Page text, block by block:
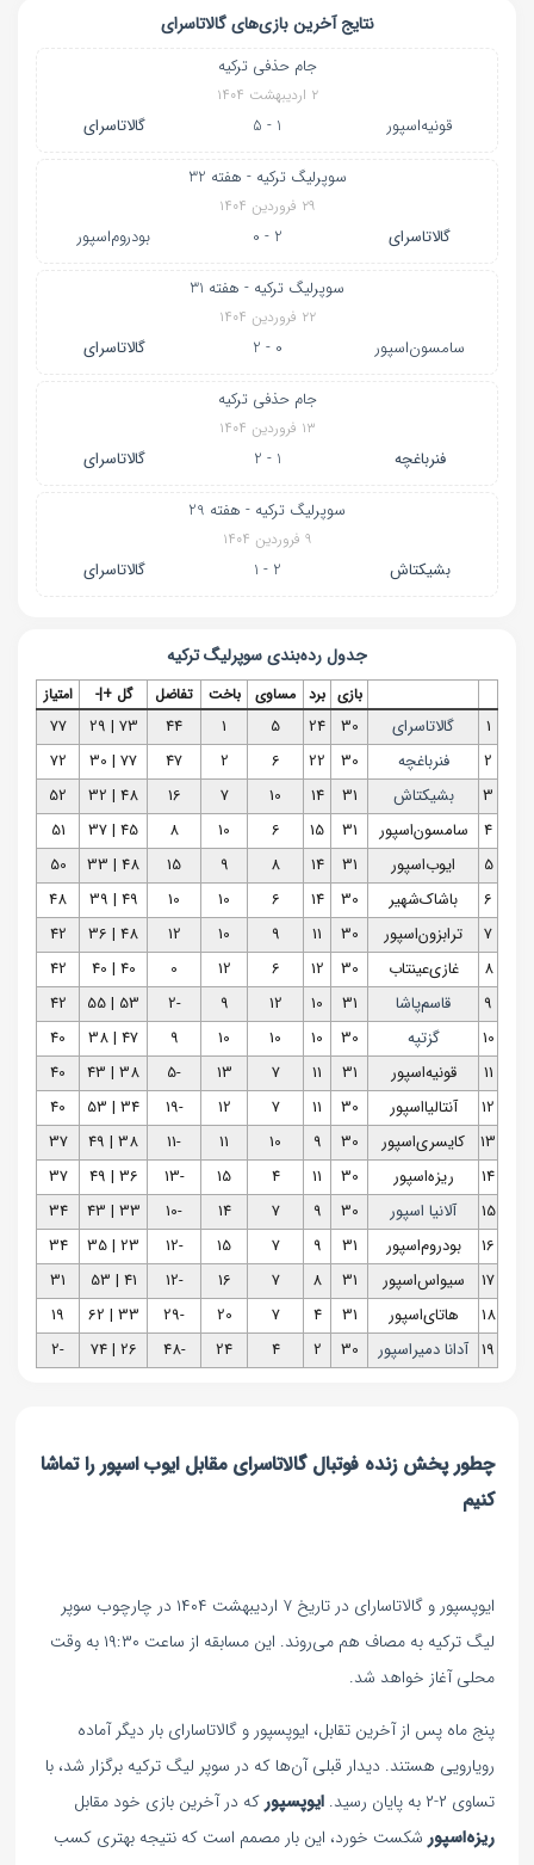
نتایج آخرین بازی‌های گالاتاسرای
جام حذفی ترکیه
۲ اردیبهشت ۱۴۰۴
قونیه‌اسپور 1 - 5 گالاتاسرای
سوپرلیگ ترکیه - هفته 32
۲۹ فروردین ۱۴۰۴
گالاتاسرای 2 - 0 بودروم‌اسپور
سوپرلیگ ترکیه - هفته 31
۲۲ فروردین ۱۴۰۴
سامسون‌اسپور 0 - 2 گالاتاسرای
جام حذفی ترکیه
۱۳ فروردین ۱۴۰۴
فنرباغچه 1 - 2 گالاتاسرای
سوپرلیگ ترکیه - هفته 29
۹ فروردین ۱۴۰۴
بشیکتاش 2 - 1 گالاتاسرای
جدول رده‌بندیسوپرلیگ ترکیه
بازی برد مساوی باخت تفاضل گل +|- امتیاز
1 گالاتاسرای 30
24
5
1
44
73 | 29
77
2
فنرباغچه 30
22
6
2
47
77 | 30
72
3
بشیکتاش 31
14
10
7
16
48 | 32
52
4
سامسون‌اسپور 31
15
6
10
8
45 | 37
51
5
ایوب‌اسپور 31
14
8
9
15
48 | 33
50
6
باشاک‌شهیر 30
14
6
10
10
49 | 39
48
7
ترابزون‌اسپور 30
11
9
10
12
48 | 36
42
8
غازی‌عینتاب 30
12
6
12
0
40 | 40
42
9
قاسم‌پاشا 31
10
12
9
-2
53 | 55
42
10
گزتپه 30
10
10
10
9
47 | 38
40
11
قونیه‌اسپور 31
11
7
13
-5
38 | 43
40
12
آنتالیااسپور 30
11
7
12
-19
34 | 53
40
13
کایسری‌اسپور 30
9
10
11
-11
38 | 49
37
14
ریزه‌اسپور 30
11
4
15
-13
36 | 49
37
15
آلانیا اسپور 30
9
7
14
-10
33 | 43
34
16
بودروم‌اسپور 31
9
7
15
-12
23 | 35
34
17
سیواس‌اسپور 31
8
7
16
-12
41 | 53
31
18
هاتای‌اسپور 31
4
7
20
-29
33 | 62
19
19 آدانا دمیراسپور 30
2
4
24
-48
26 | 74
-2
چطور پخش زنده فوتبال گالاتاسرای مقابل ایوب اسپور را تماشا
کنیم
ایوپسپور و گالاتاسارای در تاریخ ۷ اردیبهشت ۱۴۰۴ در چارچوب سوپر
لیگ ترکیه به مصاف هم می‌روند. این مسابقه از ساعت ۱۹:۳۰ به وقت
محلی آغاز خواهد شد.
پنج ماه پس از آخرین تقابل، ایوپسپور و گالاتاسارای بار دیگر آماده
رویارویی هستند. دیدار قبلی آن‌ها که در سوپر لیگ ترکیه برگزار شد، با
تساوی ۲-۲ به پایان رسید.
ایوپسپور که در آخرین بازی خود مقابل
ریزه‌اسپور شکست خورد، این بار مصمم است که نتیجه بهتری کسب